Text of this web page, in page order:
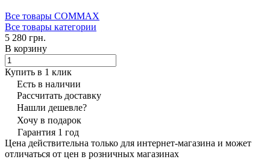
Все товары COMMAX
Все товары категории
5 280 грн.
В корзину
Купить в 1 клик
Есть в наличии
Рассчитать доставку
Нашли дешевле?
Хочу в подарок
Гарантия 1 год
Цена действительна только для интернет-магазина и может
отличаться от цен в розничных магазинах